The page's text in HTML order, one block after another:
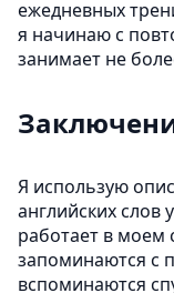
ежедневных
я начинаю с
занимает не
Я использую
английских слов
работает в моем
запоминаются с
вспоминаются